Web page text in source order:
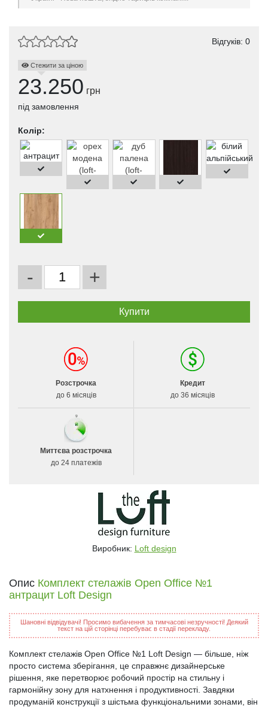
Відгуків: 0
Стежити за ціною
23.250 грн
під замовлення
Колір:
- +
Розстрочка
до 6 місяців
Кредит
до 36 місяців
Миттєва розстрочка
до 24 платежів
Виробник: Loft design
Опис Комплект стелажів Open Office №1
антрацит Loft Design
Шановні відвідувачі! Просимо вибачення за тимчасові незручності! Деякий
текст на цій сторінці перебуває в стадії перекладу.
Комплект стелажів Open Office №1 Loft Design — більше, ніж
просто система зберігання, це справжнє дизайнерське
рішення, яке перетворює робочий простір на стильну і
гармонійну зону для натхнення і продуктивності. Завдяки
продуманій конструкції з шістьма функціональними зонами, він